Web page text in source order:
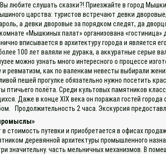
любите слушать сказки?! Приезжайте в город
царства: туристов встречают девки
а девки дворовые за порядком следят, да
«Мышкиных палат» организована
вписывается в архитектуру города и
100 лет валяли не дурака, а аккуратные серые
можно узнать много интересного о процессе
ревматизм, как по валенкам невесты выбирали
пешей прогулке обязательно нужно посетить
птичьего полёта. Среди культовых памятников
Даже в конце XIX века он поражал гостей
Продолжительность 2 часа. Экскурсия
в стоимость путевки и приобретается в офисах
деревянной архитектуры промышленного
значительну. часть мельничных механизмов. В